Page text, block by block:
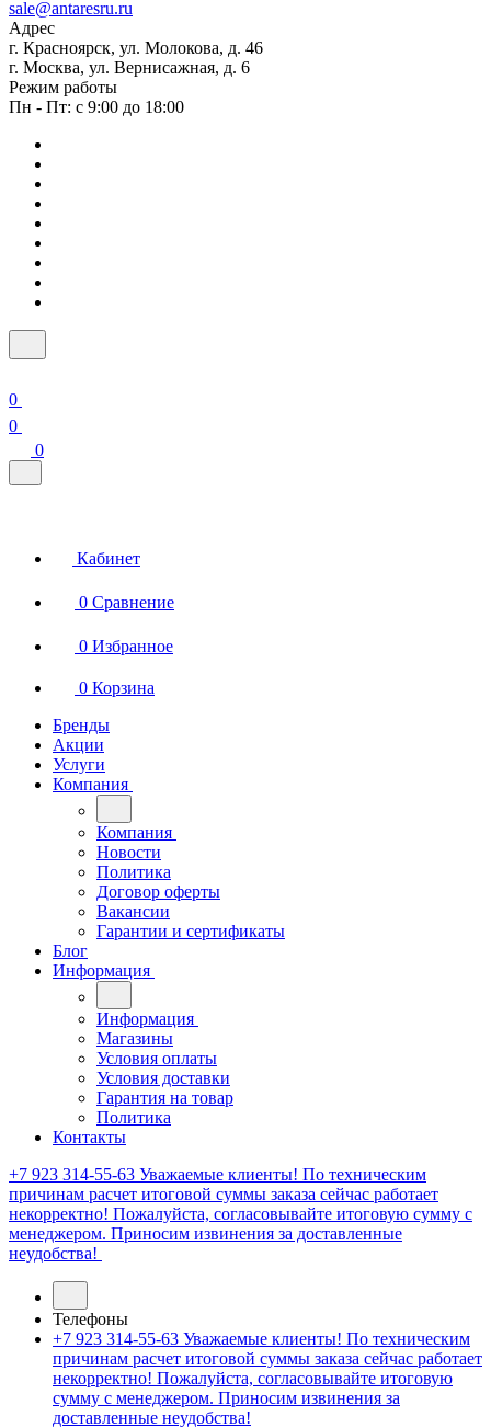
sale@antaresru.ru
Адрес
г. Красноярск, ул. Молокова, д. 46
г. Москва, ул. Вернисажная, д. 6
Режим работы
Пн - Пт: с 9:00 до 18:00
0
0
0
Кабинет
0 Сравнение
0 Избранное
0 Корзина
Бренды
Акции
Услуги
Компания
Компания
Новости
Политика
Договор оферты
Вакансии
Гарантии и сертификаты
Блог
Информация
Информация
Магазины
Условия оплаты
Условия доставки
Гарантия на товар
Политика
Контакты
+7 923 314-55-63 Уважаемые клиенты! По техническим
причинам расчет итоговой суммы заказа сейчас работает
некорректно! Пожалуйста, согласовывайте итоговую сумму с
менеджером. Приносим извинения за доставленные
неудобства!
Телефоны
+7 923 314-55-63 Уважаемые клиенты! По техническим
причинам расчет итоговой суммы заказа сейчас работает
некорректно! Пожалуйста, согласовывайте итоговую
сумму с менеджером. Приносим извинения за
доставленные неудобства!